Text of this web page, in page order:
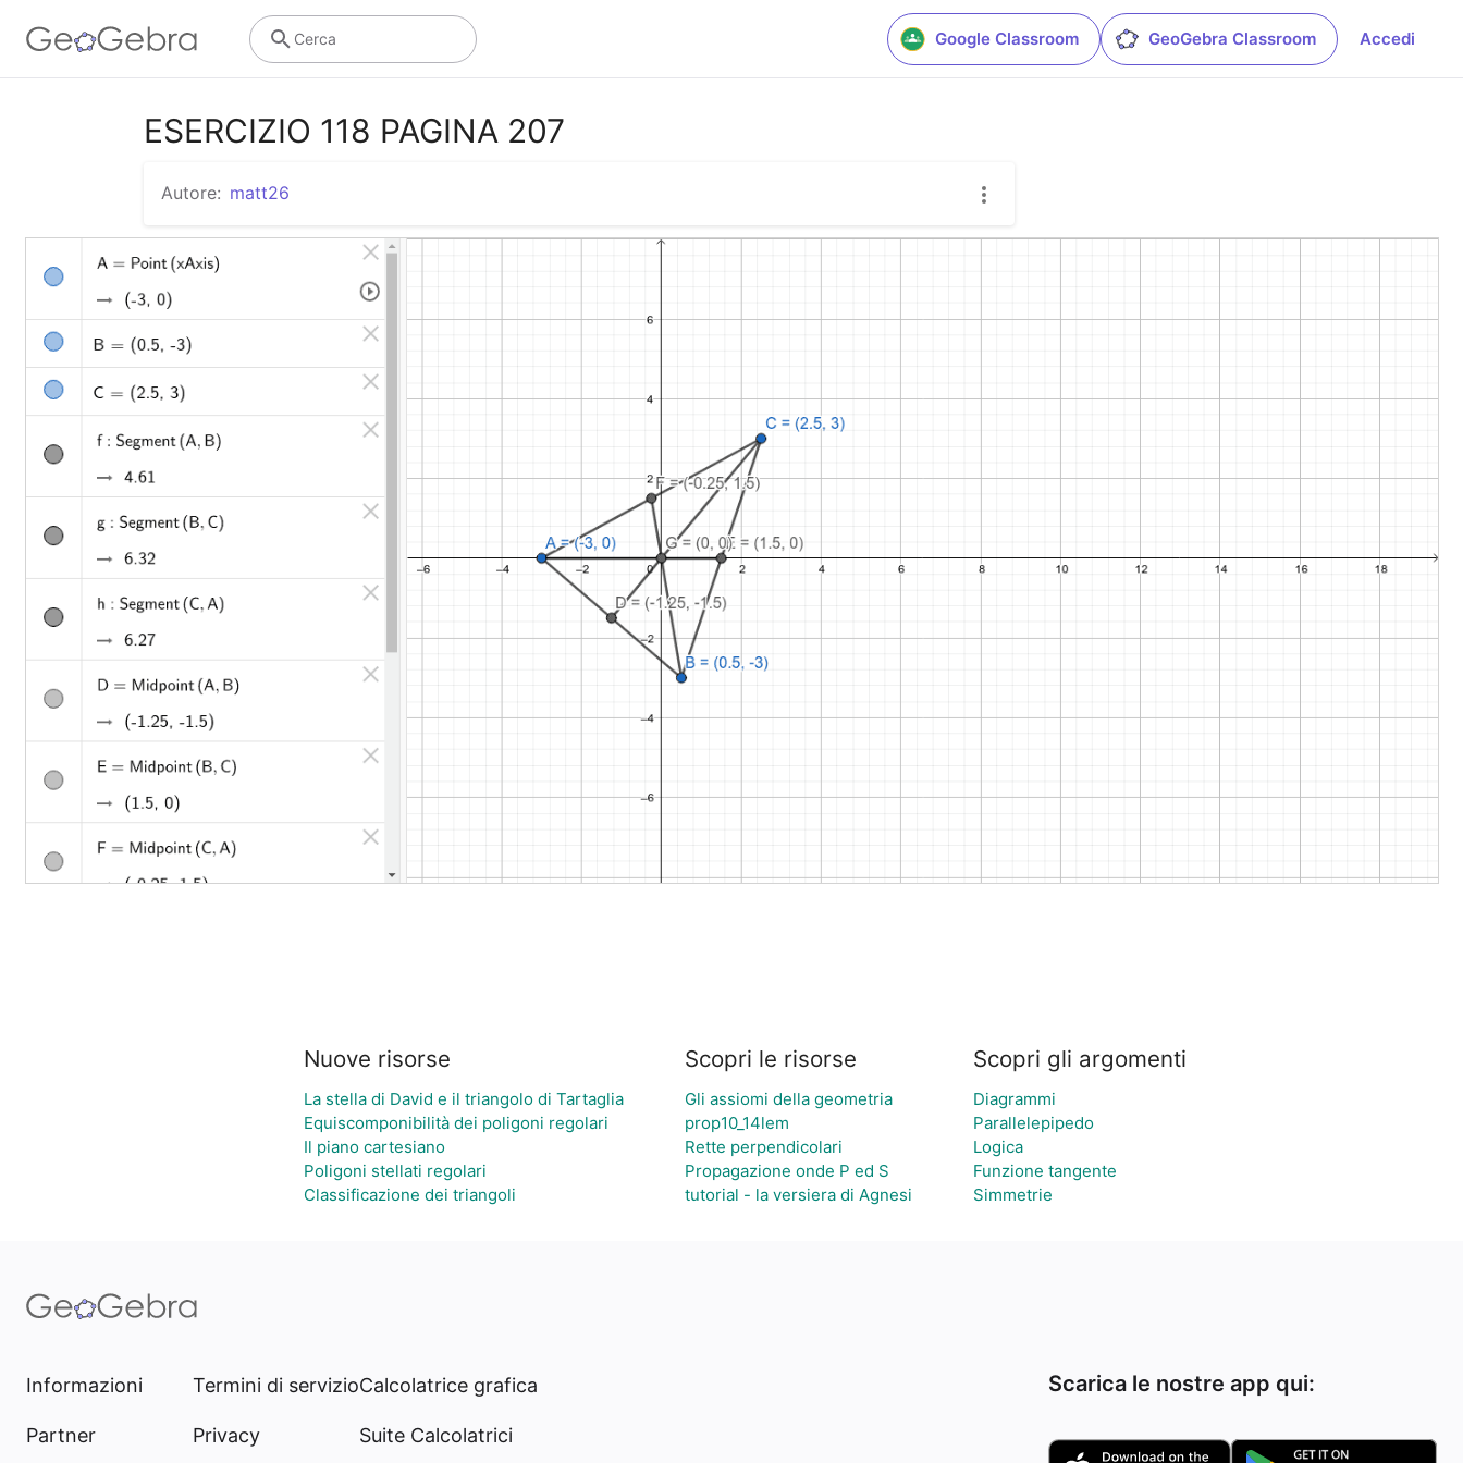
Google Classroom GeoGebra Classroom Accedi
Cerca
ESERCIZIO 118 PAGINA 207
Autore: matt26
Nuove risorse
La stella di David e il triangolo di Tartaglia
Equiscomponibilità dei poligoni regolari
Il piano cartesiano
Poligoni stellati regolari
Classificazione dei triangoli
Scopri le risorse
Gli assiomi della geometria
prop10_14lem
Rette perpendicolari
Propagazione onde P ed S
tutorial - la versiera di Agnesi
Scopri gli argomenti
Diagrammi
Parallelepipedo
Logica
Funzione tangente
Simmetrie
Informazioni
Partner
Termini di servizio
Privacy
Calcolatrice grafica
Suite Calcolatrici
Scarica le nostre app qui: